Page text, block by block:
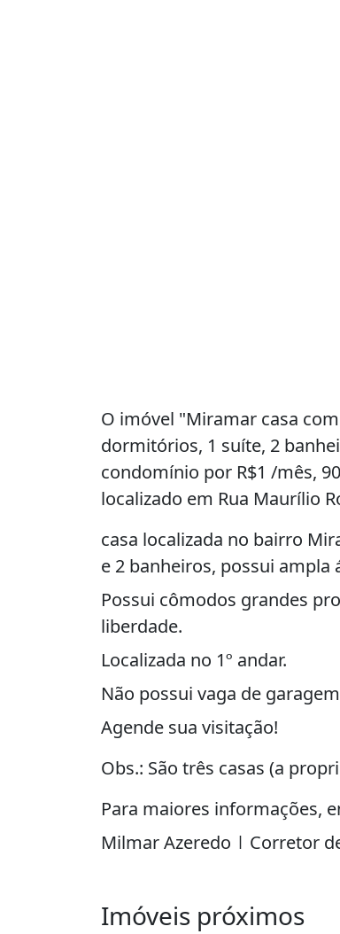
O imóvel "Miramar casa
dormitórios, 1 suíte, 2
condomínio por R$1 /mês,
localizado em Rua Maurílio
casa localizada no bairro
e 2 banheiros, possui ampla
Possui cômodos grandes
liberdade.
Localizada no 1º andar.
Não possui vaga de
Agende sua visitação!
Obs.: São três casas (a
Para maiores informações,
Milmar Azeredo | Corretor
Área de serviço
Imóveis próximos